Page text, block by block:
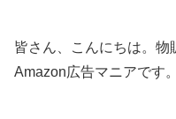
皆さん、こんにちは。物
Amazon広告マニアです。